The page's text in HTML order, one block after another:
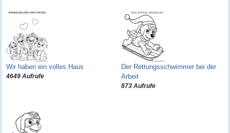
Wir haben ein volles Haus
4649 Aufrufe
Der Rettungsschwimmer bei der
Arbeit
873 Aufrufe